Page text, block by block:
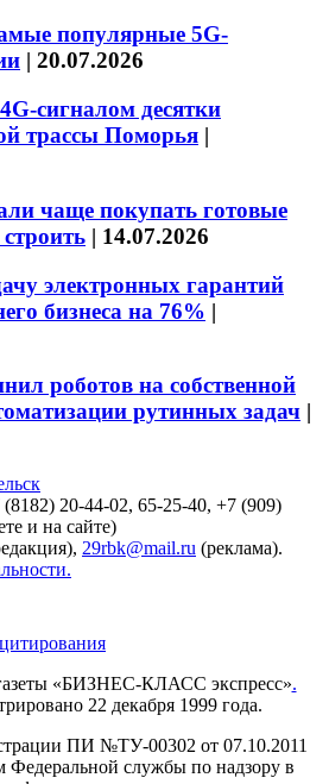
популярные 5G-
| 20.07.2026
сигналом десятки
трассы Поморья |
чаще покупать готовые
| 14.07.2026
электронных гарантий
бизнеса на 76% |
роботов на собственной
рутинных задач |
20-44-02, 65-25-40, +7 (909)
и на сайте)
29rbk@mail.ru (реклама).
«БИЗНЕС-КЛАСС экспресс».
22 декабря 1999 года.
ПИ №ТУ-00302 от 07.10.2011
Федеральной службы по надзору в